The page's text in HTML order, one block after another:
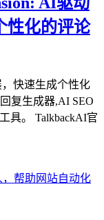
性化的评论
快速生成个性化
复生成器,AI SEO
具。 TalkbackAI官